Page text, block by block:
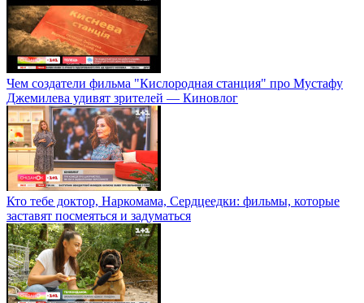
Чем создатели фильма "Кислородная станция" про Мустафу
Джемилева удивят зрителей — Киновлог
Кто тебе доктор, Наркомама, Сердцеедки: фильмы, которые
заставят посмеяться и задуматься